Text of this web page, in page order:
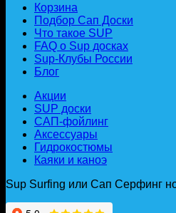
Корзина
Подбор Сап Доски
Что такое SUP
FAQ о Sup досках
Sup-Клубы России
Блог
Акции
SUP доски
САП-фойлинг
Аксессуары
Гидрокостюмы
Каяки и каноэ
Sup Surfing или Сап Серфинг